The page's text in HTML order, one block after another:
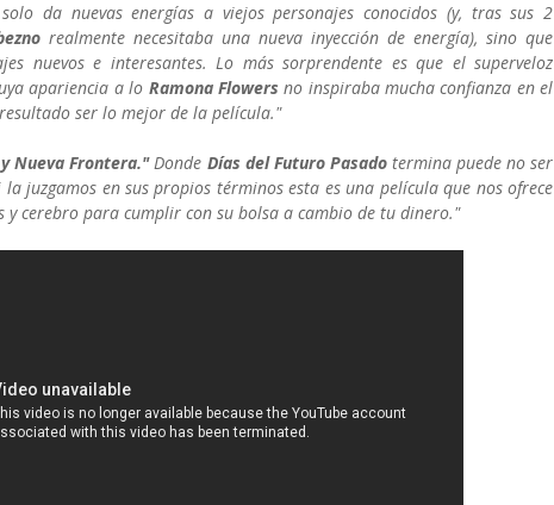
da nuevas energías a viejos personajes conocidos (y, tras sus 2
realmente necesitaba una nueva inyección de energía), sino que
nuevos e interesantes. Lo más sorprendente es que el superveloz
apariencia a lo Ramona Flowers no inspiraba mucha confianza en el
ser lo mejor de la película."
Nueva Frontera." Donde Días del Futuro Pasadotermina puede no ser
juzgamos en sus propios términos esta es una película que nos ofrece
y cerebro para cumplir con su bolsa a cambio de tu dinero."